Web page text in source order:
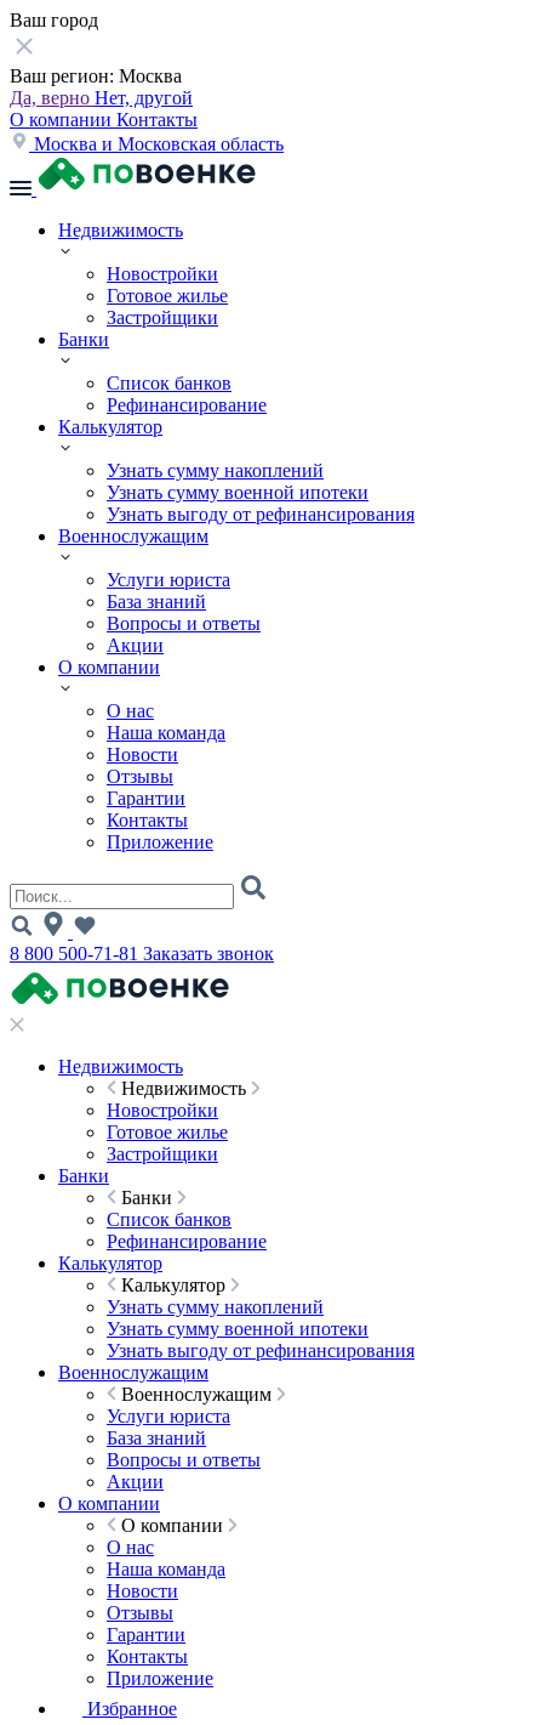
Ваш город
Ваш регион: Москва
Да, верно Нет, другой
О компании Контакты
Москва и Московская область
Недвижимость
Новостройки
Готовое жилье
Застройщики
Банки
Список банков
Рефинансирование
Калькулятор
Узнать сумму накоплений
Узнать сумму военной ипотеки
Узнать выгоду от рефинансирования
Военнослужащим
Услуги юриста
База знаний
Вопросы и ответы
Акции
О компании
О нас
Наша команда
Новости
Отзывы
Гарантии
Контакты
Приложение
8 800 500-71-81 Заказать звонок
Недвижимость
Недвижимость
Новостройки
Готовое жилье
Застройщики
Банки
Банки
Список банков
Рефинансирование
Калькулятор
Калькулятор
Узнать сумму накоплений
Узнать сумму военной ипотеки
Узнать выгоду от рефинансирования
Военнослужащим
Военнослужащим
Услуги юриста
База знаний
Вопросы и ответы
Акции
О компании
О компании
О нас
Наша команда
Новости
Отзывы
Гарантии
Контакты
Приложение
Избранное